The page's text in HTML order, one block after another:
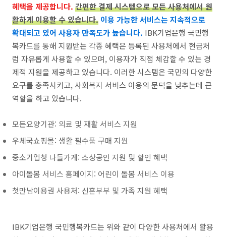
혜택을 제공합니다. 간편한 결제 시스템으로 모든 사용처에서 원
활하게 이용할 수 있습니다. 이용 가능한 서비스는 지속적으로
확대되고 있어 사용자 만족도가 높습니다. IBK기업은행 국민행
복카드를 통해 지원받는 각종 혜택은 등록된 사용처에서 현금처
럼 자유롭게 사용할 수 있으며, 이용자가 직접 체감할 수 있는 경
제적 지원을 제공하고 있습니다. 이러한 시스템은 국민의 다양한
요구를 충족시키고, 사회복지 서비스 이용의 문턱을 낮추는데 큰
역할을 하고 있습니다.
모든요양기관: 의료 및 재활 서비스 지원
우체국쇼핑몰: 생활 필수품 구매 지원
중소기업청 나들가게: 소상공인 지원 및 할인 혜택
아이돌봄 서비스 홈페이지: 어린이 돌봄 서비스 이용
첫만남이용권 사용처: 신혼부부 및 가족 지원 혜택
IBK기업은행 국민행복카드는 위와 같이 다양한 사용처에서 활용